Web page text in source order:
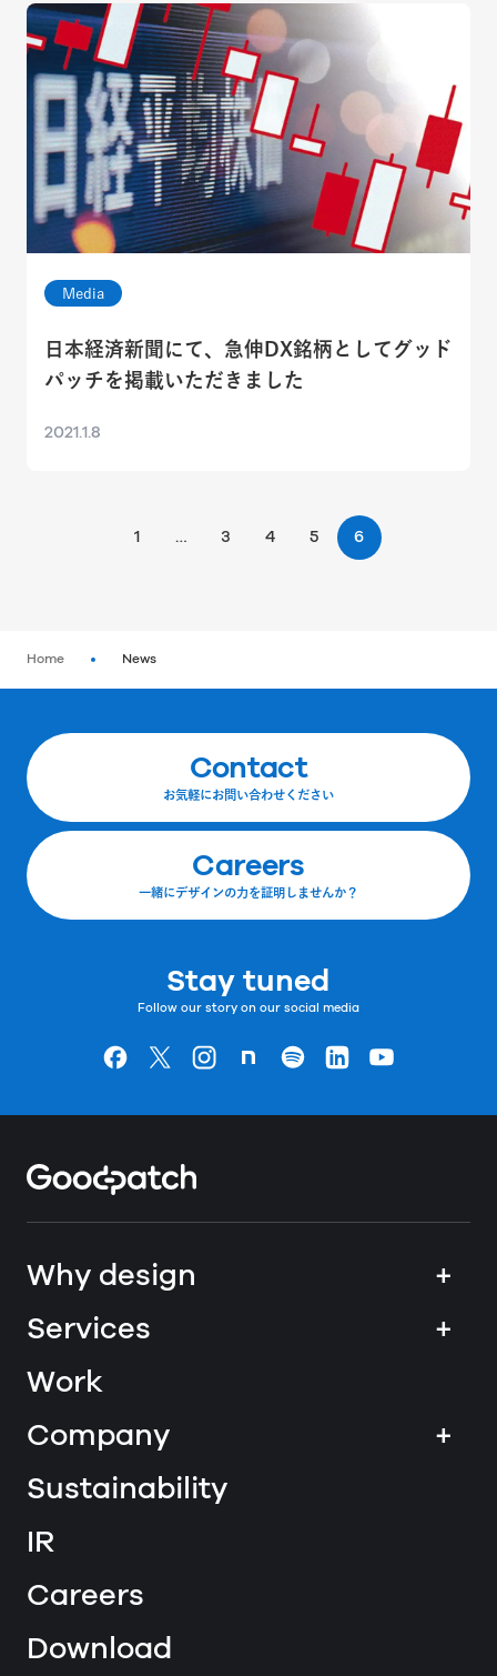
Media
日本経済新聞にて、急伸DX銘柄としてグッド
パッチを掲載いただきました
2021.1.8
1 … 3 4 5 6
Home News
Contact
お気軽にお問い合わせください
Careers
一緒にデザインの力を証明しませんか？
Stay tuned
Follow our story on our social media
Goodpatchの
ページ
Goodpatchの
ページ
Goodpatchの
ページGoodpatchの
ページ
Goodpatchの
ページ
Goodpatchの
ページ
Goodpatchの
Why design
+
Services
+
Work
Company
+
Sustainability
IR
Careers
Download